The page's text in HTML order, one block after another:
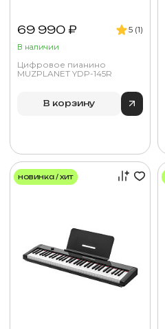
69 990 ₽ 5 (1)
В наличии
Цифровое пианино
MUZPLANET YDP-145R
В корзину
новинка / хит